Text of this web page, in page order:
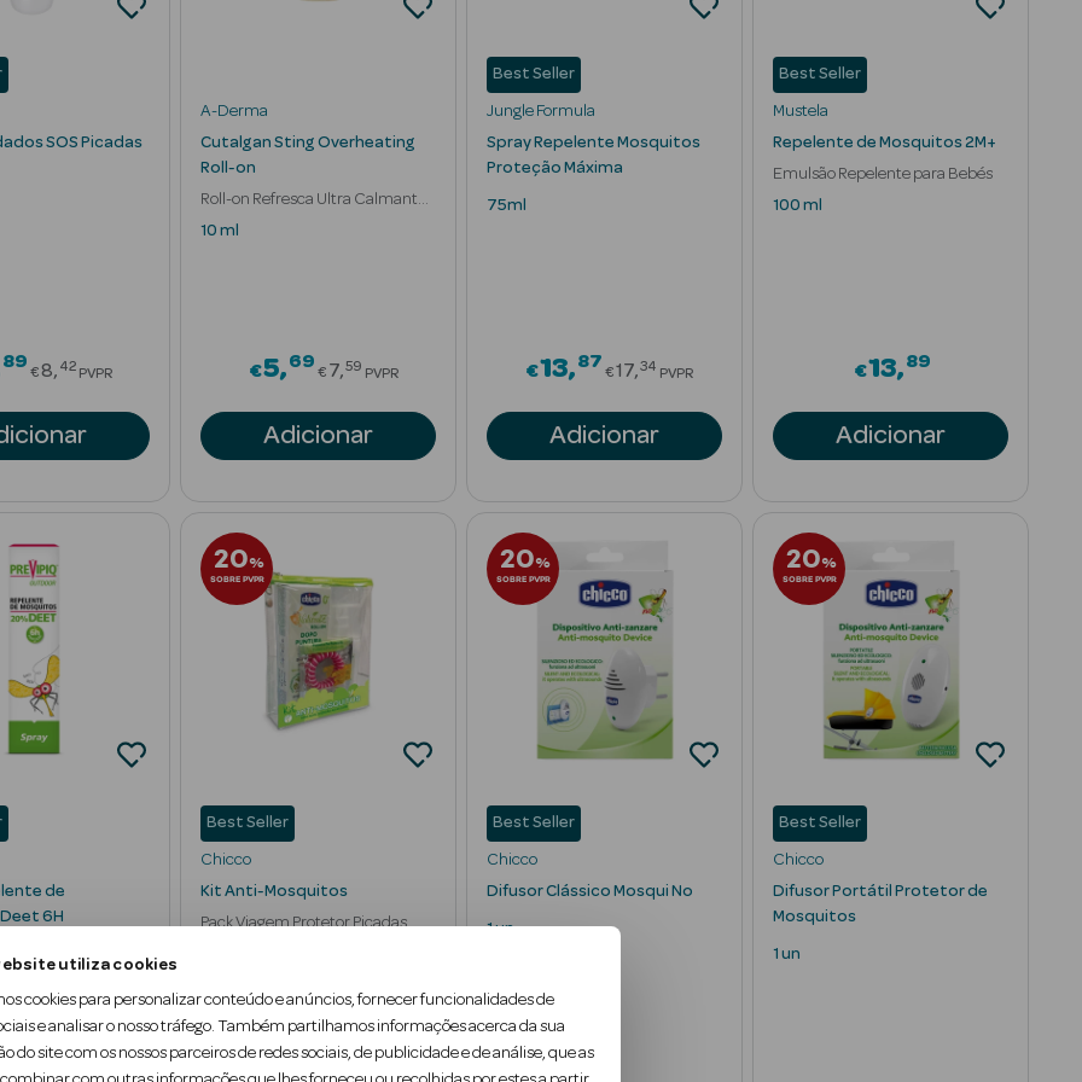
utiliza cookies
cookies para personalizar conteúdo e anúncios, fornecer funcionalidades de
e analisar o nosso tráfego. Também partilhamos informações acerca da sua
do site com os nossos parceiros de redes sociais, de publicidade e de análise, que as
SOS Picadas
89Price reduced from
€8 42 PVPR
A-Derma
Cutalgan Sting Overheating
Roll-on
Roll-on Refresca Ultra Calmante
Pele Irritada
10 ml
€5 69Price reduced from
€ 7 59 PVPR
Adicionar
Best Seller
Jungle Formula
Spray Repelente Mosquitos
Proteção Máxima
75ml
€13 87Price reduced from
€17 34 PVPR
Adicionar
Best Seller
Mustela
Repelente de Mosquitos 2M+
Emulsão Repelente para Bebés
100 ml
€13 89
Adicionar
de
6H
de Insetos
20%
SOBRE PVPR
Best Seller
Chicco
Kit Anti-Mosquitos
Pack Viagem Protetor Picadas
20%
SOBRE PVPR
Best Seller
Chicco
Difusor Clássico Mosqui No
1 un
20%
SOBRE PVPR
Best Seller
Chicco
Difusor Portátil Protetor de
Mosquitos
1 un